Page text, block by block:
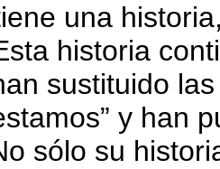
una
historia
sustituido
y han
sólo su